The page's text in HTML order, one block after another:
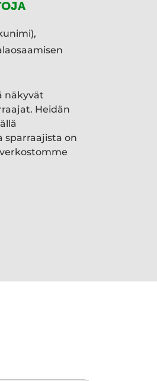
näkyvät
Heidän
sparraajista on